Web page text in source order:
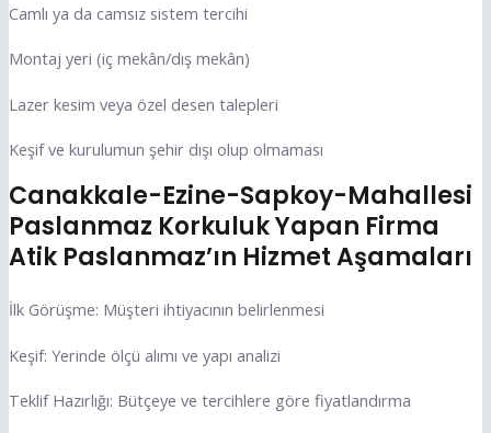
Camlı ya da camsız sistem tercihi
Montaj yeri (iç mekân/dış mekân)
Lazer kesim veya özel desen talepleri
Keşif ve kurulumun şehir dışı olup olmaması
Canakkale-Ezine-Sapkoy-Mahallesi
Paslanmaz Korkuluk Yapan Firma
Atik Paslanmaz’ın Hizmet Aşamaları
İlk Görüşme: Müşteri ihtiyacının belirlenmesi
Keşif: Yerinde ölçü alımı ve yapı analizi
Teklif Hazırlığı: Bütçeye ve tercihlere göre fiyatlandırma